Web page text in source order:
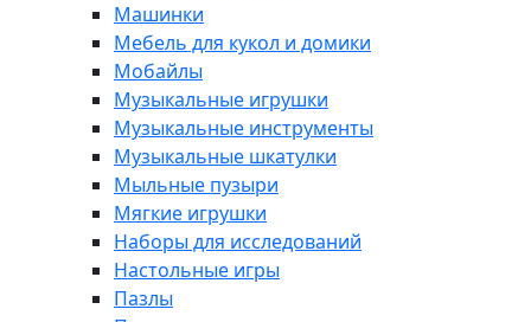
Машинки
Мебель для кукол и домики
Мобайлы
Музыкальные игрушки
Музыкальные инструменты
Музыкальные шкатулки
Мыльные пузыри
Мягкие игрушки
Наборы для исследований
Настольные игры
Пазлы